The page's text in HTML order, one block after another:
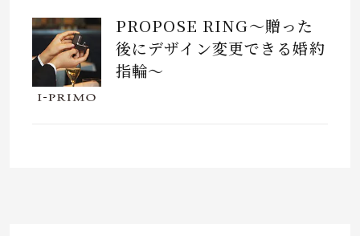
PROPOSE RING～贈った
後にデザイン変更できる婚約
指輪～